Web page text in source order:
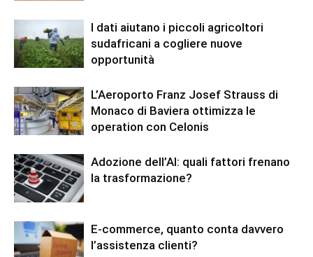
I dati aiutano i piccoli agricoltori
sudafricani a cogliere nuove
opportunità
L’Aeroporto Franz Josef Strauss di
Monaco di Baviera ottimizza le
operation con Celonis
Adozione dell’AI: quali fattori frenano
la trasformazione?
E-commerce, quanto conta davvero
l’assistenza clienti?